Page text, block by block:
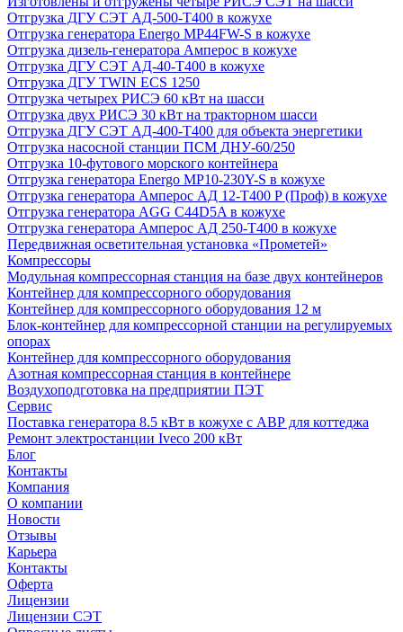
Отгрузка ДГУ СЭТ АД-500-Т400 в кожухе
Отгрузка генератора Energo MP44FW-S в кожухе
Отгрузка дизель-генератора Амперос в кожухе
Отгрузка ДГУ СЭТ АД-40-Т400 в кожухе
Отгрузка ДГУ TWIN ECS 1250
Отгрузка четырех РИСЭ 60 кВт на шасси
Отгрузка двух РИСЭ 30 кВт на тракторном шасси
Отгрузка ДГУ СЭТ АД-400-Т400 для объекта энергетики
Отгрузка насосной станции ПСМ ДНУ-60/250
Отгрузка 10-футового морского контейнера
Отгрузка генератора Energo MP10-230Y-S в кожухе
Отгрузка генератора Амперос АД 12-Т400 P (Проф) в кожухе
Отгрузка генератора AGG C44D5A в кожухе
Отгрузка генератора Амперос АД 250-Т400 в кожухе
Передвижная осветительная установка «Прометей»
Компрессоры
Модульная компрессорная станция на базе двух контейнеров
Контейнер для компрессорного оборудования
Контейнер для компрессорного оборудования 12 м
Блок-контейнер для компрессорной станции на регулируемых
опорах
Контейнер для компрессорного оборудования
Азотная компрессорная станция в контейнере
Воздухоподготовка на предприятии ПЭТ
Сервис
Поставка генератора 8.5 кВт в кожухе с АВР для коттеджа
Ремонт электростанции Iveco 200 кВт
Блог
Контакты
Компания
О компании
Новости
Отзывы
Карьера
Контакты
Оферта
Лицензии
Лицензии СЭТ